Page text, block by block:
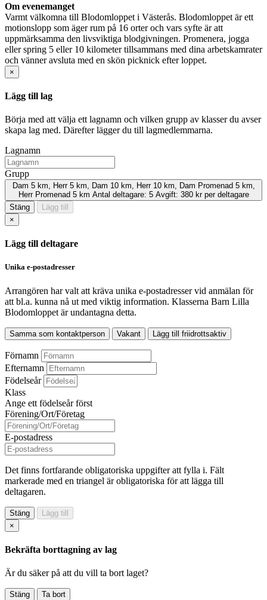
Om evenemanget
Varmt välkomna till Blodomloppet i Västerås. Blodomloppet är ett
motionslopp som äger rum på 16 orter och vars syfte är att
uppmärksamma den livsviktiga blodgivningen. Promenera, jogga
eller spring 5 eller 10 kilometer tillsammans med dina arbetskamrater
och vänner avsluta med en skön picknick efter loppet.
×
Lägg till lag
Börja med att välja ett lagnamn och vilken grupp av klasser du avser
skapa lag med. Därefter lägger du till lagmedlemmarna.
Lagnamn
Grupp
Dam 5 km, Herr 5 km, Dam 10 km, Herr 10 km, Dam Promenad 5 km,
Herr Promenad 5 km Antal deltagare: 5 Avgift:
380 kr per deltagare
Stäng
Lägg till
×
Lägg till deltagare
Unika e-postadresser
Arrangören har valt att kräva unika e-postadresser vid anmälan för
att bl.a. kunna nå ut med viktig information. Klasserna Barn Lilla
Blodomloppet är undantagna detta.
Samma som kontaktperson Vakant Lägg till friidrottsaktiv
Förnamn
Efternamn
Födelseår
Klass
Ange ett födelseår först
Förening/Ort/Företag
E-postadress
Det finns fortfarande obligatoriska uppgifter att fylla i. Fält
markerade med en triangel är obligatoriska för att lägga till
deltagaren.
Stäng
Lägg till
×
Bekräfta borttagning av lag
Är du säker på att du vill ta bort laget?
Stäng
Ta bort